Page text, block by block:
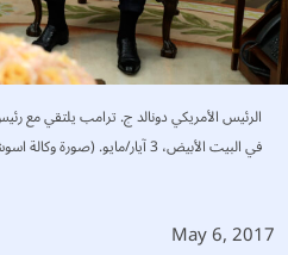
May 6, 2017
الرئيس الأمريكي دونالد ج. ترامب يلتقي مع
في البيت الأبيض، 3 آيار/مايو. (صورة وكالة اسوشيتدبرس/أيفان فوشي)